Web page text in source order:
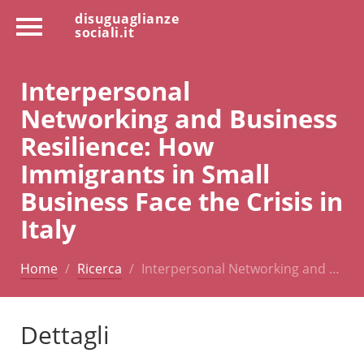
disuguaglianze
sociali.it
Interpersonal
Networking and Business
Resilience: How
Immigrants in Small
Business Face the Crisis in
Italy
Home Ricerca Interpersonal Networking and …
Dettagli